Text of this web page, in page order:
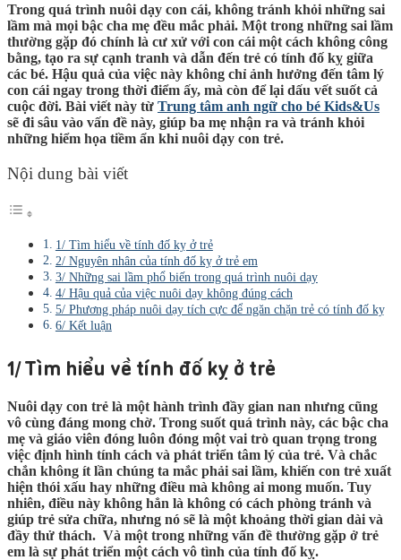
Trong quá trình nuôi dạy con cái, không tránh khỏi những sai
lầm mà mọi bậc cha mẹ đều mắc phải. Một trong những sai lầm
thường gặp đó chính là cư xử với con cái một cách không công
bằng, tạo ra sự cạnh tranh và dẫn đến trẻ có tính đố kỵ giữa
các bé. Hậu quả của việc này không chỉ ảnh hưởng đến tâm lý
con cái ngay trong thời điểm ấy, mà còn để lại dấu vết suốt cả
cuộc đời. Bài viết này từ Trung tâm anh ngữ cho bé Kids&Us
sẽ đi sâu vào vấn đề này, giúp ba mẹ nhận ra và tránh khỏi
những hiểm họa tiềm ẩn khi nuôi dạy con trẻ.
Nội dung bài viết
1/ Tìm hiểu về tính đố kỵ ở trẻ
2/ Nguyên nhân của tính đố kỵ ở trẻ em
3/ Những sai lầm phổ biến trong quá trình nuôi dạy
4/ Hậu quả của việc nuôi dạy không đúng cách
5/ Phương pháp nuôi dạy tích cực để ngăn chặn trẻ có tính đố kỵ
6/ Kết luận
1/ Tìm hiểu về tính đố kỵ ở trẻ
Nuôi dạy con trẻ là một hành trình đầy gian nan nhưng cũng
vô cùng đáng mong chờ. Trong suốt quá trình này, các bậc cha
mẹ và giáo viên đóng luôn đóng một vai trò quan trọng trong
việc định hình tính cách và phát triển tâm lý của trẻ. Và chắc
chắn không ít lần chúng ta mắc phải sai lầm, khiến con trẻ xuất
hiện thói xấu hay những điều mà không ai mong muốn. Tuy
nhiên, điều này không hẳn là không có cách phòng tránh và
giúp trẻ sửa chữa, nhưng nó sẽ là một khoảng thời gian dài và
đầy thử thách. Và một trong những vấn đề thường gặp ở trẻ
em là sự phát triển một cách vô tình của tính đố kỵ.